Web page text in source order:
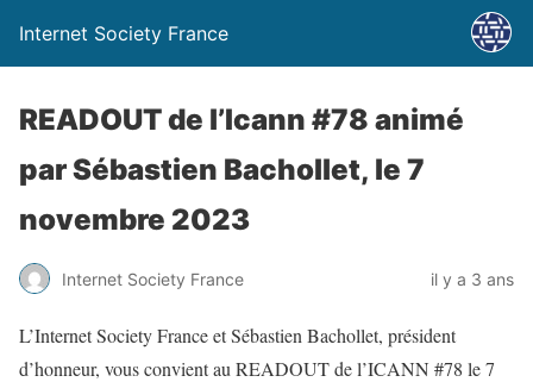
Internet Society France
READOUT de l’Icann #78 animé
par Sébastien Bachollet, le 7
novembre 2023
Internet Society France il y a 3 ans
L’Internet Society France et Sébastien Bachollet, président
d’honneur, vous convient au READOUT de l’ICANN #78 le 7